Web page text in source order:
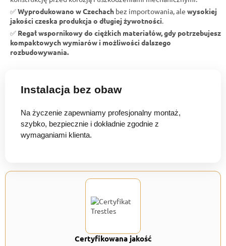
✅Wyprodukowano w Czechach bez importowania, ale wysokiej
jakości czeska produkcja o długiej żywotności.
✅ Regał wspornikowy do ciężkich materiałów, gdy potrzebujesz
kompaktowych wymiarów i możliwości dalszego
rozbudowywania.
Instalacja bez obaw
Na życzenie zapewniamy profesjonalny montaż,
szybko, bezpiecznie i dokładnie zgodnie z
wymaganiami klienta.
Certyfikowana jakość